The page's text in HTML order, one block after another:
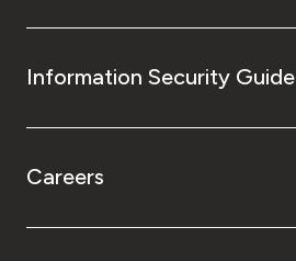
Information Security Guide
Careers